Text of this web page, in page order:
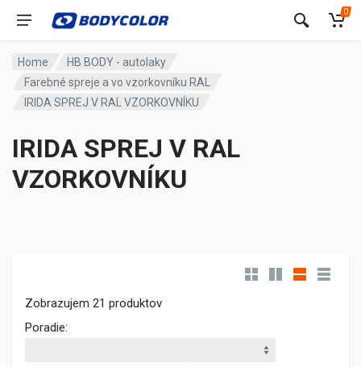
0
Home
HB BODY - autolaky
Farebné spreje a vo vzorkovníku RAL
IRIDA SPREJ V RAL VZORKOVNÍKU
IRIDA SPREJ V RAL
VZORKOVNÍKU
Zobrazujem 21 produktov
Poradie: